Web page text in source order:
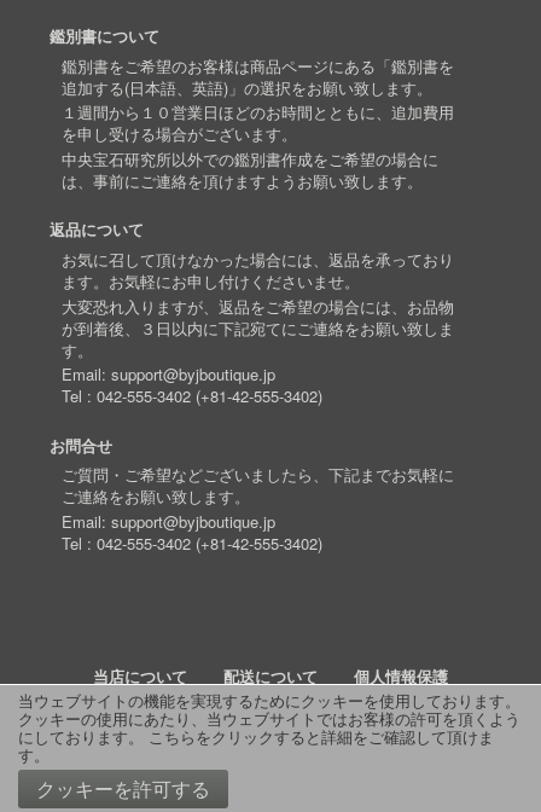
当ウェブサイトの機能を実現するためにクッキーを使用しております。
クッキーの使用にあたり、当ウェブサイトではお客様の許可を頂くよう
にしております。 こちらをクリックすると詳細をご確認して頂けま
す。
クッキーを許可する
鑑別書について
鑑別書をご希望のお客様は商品ページにある「鑑別書を
追加する(日本語、英語)」の選択をお願い致します。
１週間から１０営業日ほどのお時間とともに、追加費用
を申し受ける場合がございます。
中央宝石研究所以外での鑑別書作成をご希望の場合に
は、事前にご連絡を頂けますようお願い致します。
返品について
お気に召して頂けなかった場合には、返品を承っており
ます。お気軽にお申し付けくださいませ。
大変恐れ入りますが、返品をご希望の場合には、お品物
が到着後、３日以内に下記宛てにご連絡をお願い致しま
す。
Email: support@byjboutique.jp
Tel : 042-555-3402(+81-42-555-3402)
お問合せ
ご質問・ご希望などございましたら、下記までお気軽に
ご連絡をお願い致します。
Email: support@byjboutique.jp
Tel : 042-555-3402(+81-42-555-3402)
当店について 配送について
個人情報保護
詳細検索
よくあるご質問 お問い合わせ RSS
© 2011 J Boutique